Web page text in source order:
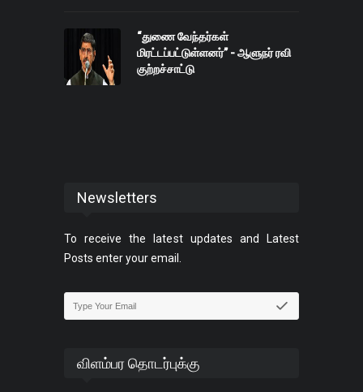
“துணை வேந்தர்கள்
மிரட்டப்பட்டுள்ளனர்” - ஆளுநர் ரவி
குற்றச்சாட்டு
Newsletters
To receive the latest updates and Latest
Posts enter your email.
விளம்பர தொடர்புக்கு